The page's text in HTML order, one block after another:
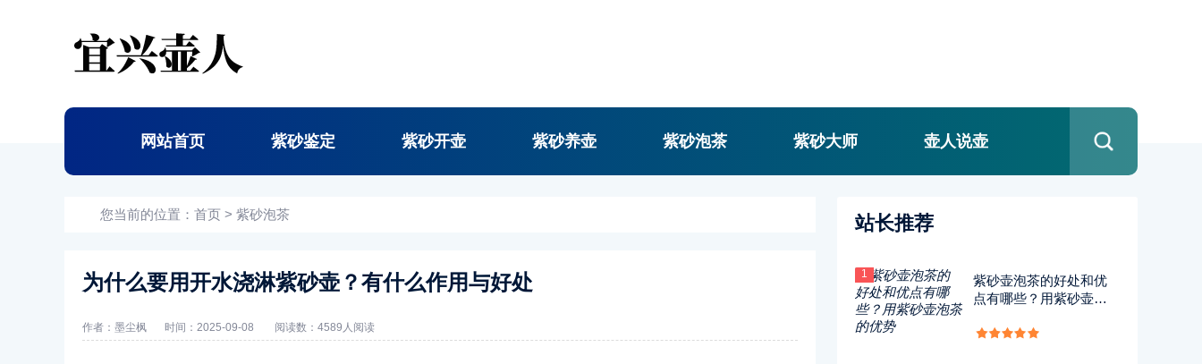
网站首页 紫砂鉴定 紫砂开壶 紫砂养壶 紫砂泡茶 紫砂大师 壶人说壶
您当前的位置： 首页 > 紫砂泡茶
为什么要用开水浇淋紫砂壶？有什么作用与好处
作者：墨尘枫 时间：2025-09-08 阅读数： 4589人阅读
站长推荐
1
紫砂壶泡茶的好处和优
点有哪些？用紫砂壶泡